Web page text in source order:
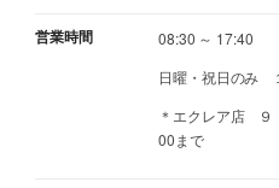
営業時間
08:30 ～ 17:40
日曜・祝日のみ
＊エクレア店 ９
00まで